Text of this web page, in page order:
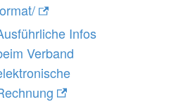
PDF/A
III
II
Infos
Verband